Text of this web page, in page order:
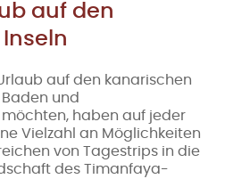
auf den
auf den kanarischen
und
haben auf jeder
Vielzahl an Möglichkeiten
von Tagestrips in die
des Timanfaya-